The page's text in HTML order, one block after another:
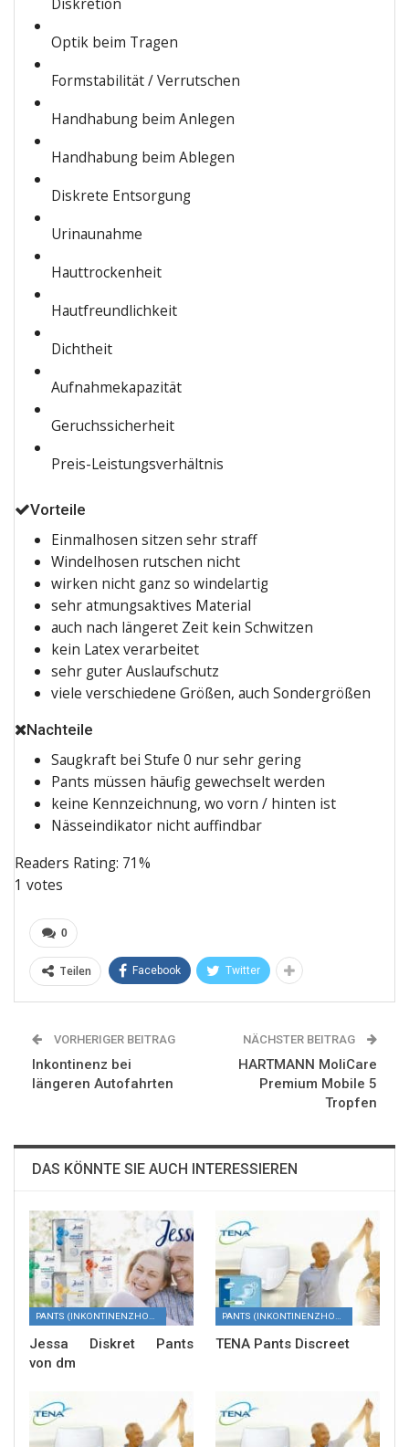
Optik beim Tragen
Form­sta­bi­li­tät / Verrutschen
Hand­ha­bung beim Anlegen
Hand­ha­bung beim Ablegen
Dis­kre­te Entsorgung
Uri­n­au­nah­me
Haut­tro­cken­heit
Haut­freund­lich­keit
Dicht­heit
Auf­nah­me­ka­pa­zi­tät
Geruchs­si­cher­heit
Preis-Leis­tungs­ver­hält­nis
Vorteile
Ein­mal­ho­sen sit­zen sehr straff
Win­del­ho­sen rut­schen nicht
wir­ken nicht ganz so windelartig
sehr atmungs­ak­ti­ves Material
auch nach län­ge­ret Zeit kein Schwitzen
kein Latex verarbeitet
sehr guter Auslaufschutz
vie­le ver­schie­de­ne Grö­ßen, auch Sondergrößen
Nachteile
Saug­kraft bei Stu­fe 0 nur sehr gering
Pants müs­sen häu­fig gewech­selt werden
kei­ne Kenn­zeich­nung, wo vorn / hin­ten ist
Nässe­in­di­ka­tor nicht auffindbar
Rea­ders Rating: 71%
1 votes
0
Teilen Facebook Twitter
VORHERIGER BEITRAG
Inkontinenz bei
längeren Autofahrten
NÄCHSTER BEITRAG
HARTMANN MoliCare
Premium Mobile 5
Tropfen
DAS KÖNNTE SIE AUCH INTERESSIEREN
Jessa Diskret Pants
von dm
TENA Pants Discreet